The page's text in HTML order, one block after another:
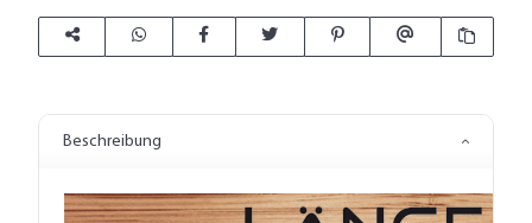
Beschreibung